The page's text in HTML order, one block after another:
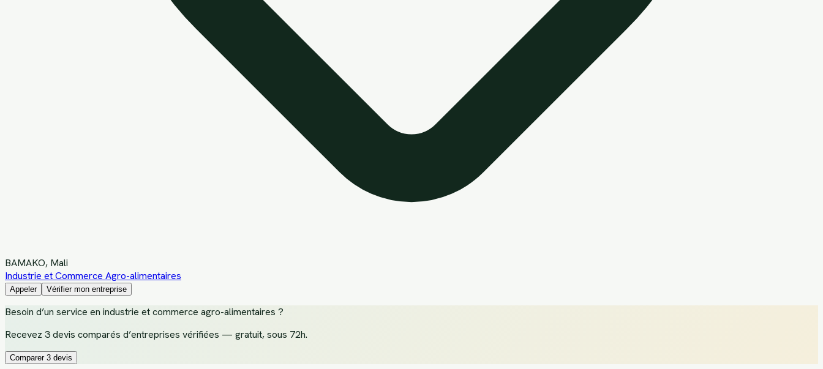
BAMAKO, Mali
Industrie et Commerce Agro-alimentaires
Appeler Vérifier mon entreprise
Besoin d’un service en industrie et commerce agro-alimentaires ?
Recevez 3 devis comparés d’entreprises vérifiées — gratuit, sous 72h.
Comparer 3 devis